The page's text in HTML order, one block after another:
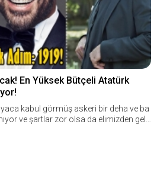
En Yüksek Bütçeli Atatürk
kabul görmüş askeri bir deha ve ba
ve şartlar zor olsa da elimizden geld